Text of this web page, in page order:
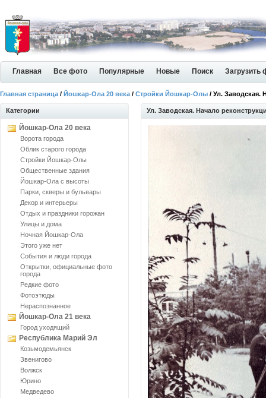
Главная Все фото Популярные Новые Поиск Загрузить
Главная страница / Йошкар-Ола 20 века / Стройки Йошкар-Олы / Ул. Заводская.
Категории
Йошкар-Ола 20 века
Ворота города
Облик старого города
Стройки Йошкар-Олы
Общественные здания
Йошкар-Ола с высоты
Парки, скверы и бульвары
Декор и интерьеры
Отдых и праздники горожан
Улицы и дома
Ночная Йошкар-Ола
Этого уже нет
События и люди города
Открытки, официальные фото
города
Редкие фото
Фотоэтюды
Нераспознанное
Йошкар-Ола 21 века
Город уходящий
Республика Марий Эл
Козьмодемьянск
Звенигово
Волжск
Юрино
Медведево
Ул. Заводская. Начало